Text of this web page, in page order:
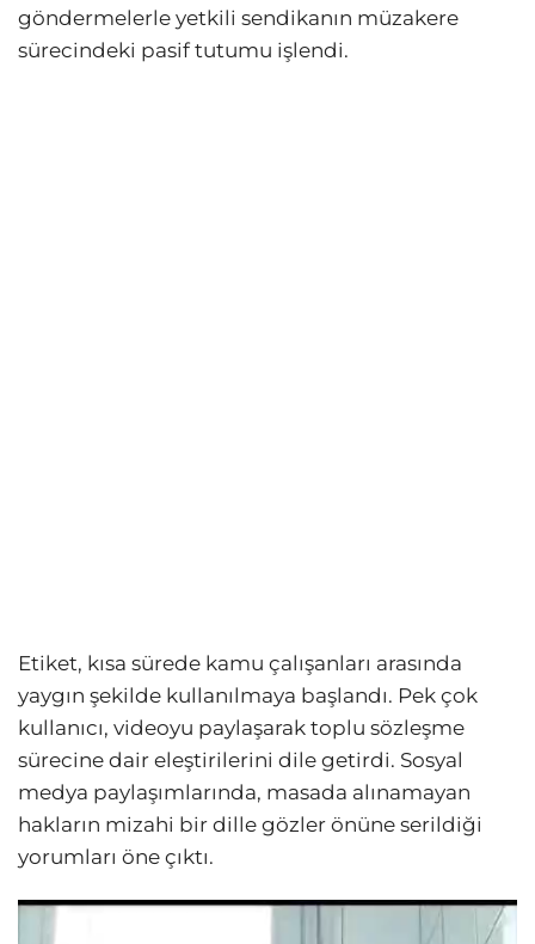
göndermelerle yetkili sendikanın müzakere
sürecindeki pasif tutumu işlendi.
Etiket, kısa sürede kamu çalışanları arasında
yaygın şekilde kullanılmaya başlandı. Pek çok
kullanıcı, videoyu paylaşarak toplu sözleşme
sürecine dair eleştirilerini dile getirdi. Sosyal
medya paylaşımlarında, masada alınamayan
hakların mizahi bir dille gözler önüne serildiği
yorumları öne çıktı.
Video